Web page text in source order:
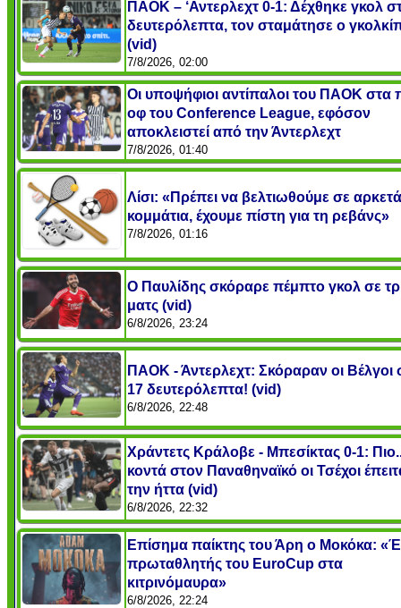
ΠΑΟΚ – ‘Αντερλεχτ 0-1: Δέχθηκε γκολ
δευτερόλεπτα, τον σταμάτησε ο
(vid)
7/8/2026, 02:00
Οι υποψήφιοι αντίπαλοι του ΠΑΟΚ στα
οφ του Conference League, εφόσον
αποκλειστεί από την Άντερλεχτ
7/8/2026, 01:40
Λίσι: «Πρέπει να βελτιωθούμε σε αρκετά
κομμάτια, έχουμε πίστη για τη ρεβάνς»
7/8/2026, 01:16
O Παυλίδης σκόραρε πέμπτο γκολ σε
ματς (vid)
6/8/2026, 23:24
ΠΑΟΚ - Άντερλεχτ: Σκόραραν οι Βέλγοι
17 δευτερόλεπτα! (vid)
6/8/2026, 22:48
Χράντετς Κράλοβε - Μπεσίκτας 0-1:
κοντά στον Παναθηναϊκό οι Τσέχοι
την ήττα (vid)
6/8/2026, 22:32
Επίσημα παίκτης του Άρη ο Μοκόκα:
πρωταθλητής του EuroCup στα
κιτρινόμαυρα»
6/8/2026, 22:24